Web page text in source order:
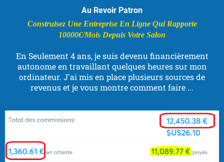
Au Revoir Patron
Construisez Une Entreprise En Ligne Qui Rapporte
10000€/Mois Depuis Votre Salon
En Seulement 4 ans, je suis devenu financièrement
autonome en travaillant quelques heures sur mon
ordinateur. J'ai mis en place plusieurs sources de
revenus et je vous montre comment faire ...